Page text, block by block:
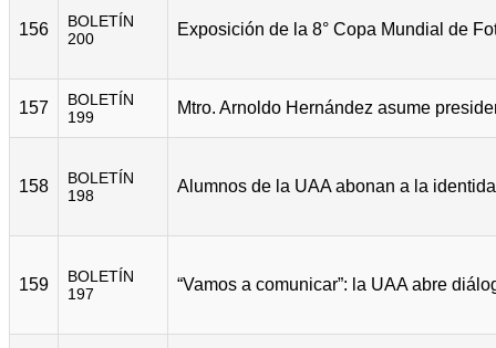
156
BOLETÍN
200
157
BOLETÍN
199
158
BOLETÍN
198
159
BOLETÍN
197